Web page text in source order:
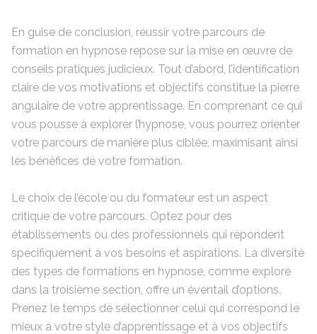
En guise de conclusion, réussir votre parcours de
formation en hypnose repose sur la mise en œuvre de
conseils pratiques judicieux. Tout d’abord, l’identification
claire de vos motivations et objectifs constitue la pierre
angulaire de votre apprentissage. En comprenant ce qui
vous pousse à explorer l’hypnose, vous pourrez orienter
votre parcours de manière plus ciblée, maximisant ainsi
les bénéfices de votre formation.
Le choix de l’école ou du formateur est un aspect
critique de votre parcours. Optez pour des
établissements ou des professionnels qui répondent
spécifiquement à vos besoins et aspirations. La diversité
des types de formations en hypnose, comme exploré
dans la troisième section, offre un éventail d’options.
Prenez le temps de sélectionner celui qui correspond le
mieux à votre style d’apprentissage et à vos objectifs